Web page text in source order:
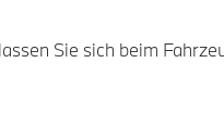
Sie sich beim